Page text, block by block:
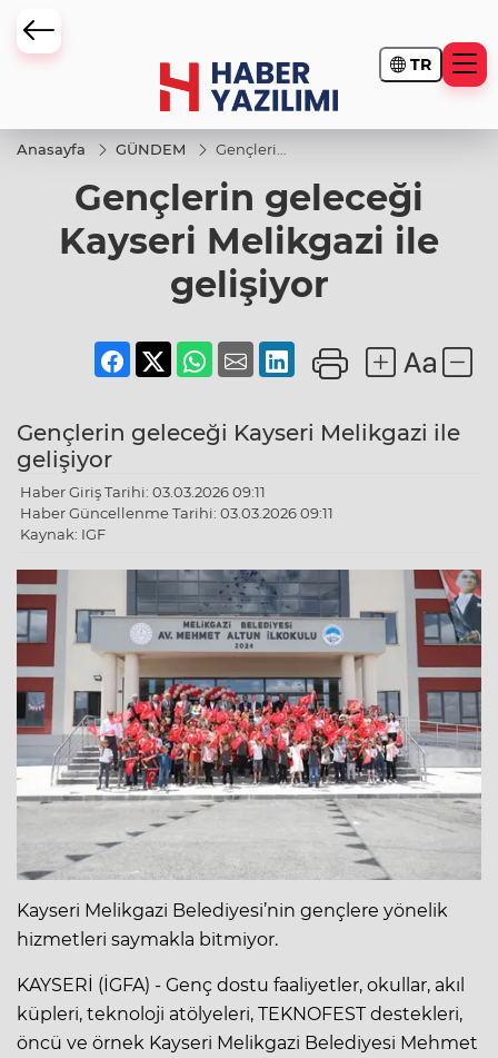
TR
Anasayfa GÜNDEM
Gençlerin
Kayseri
Melikgazi
gelişiyor
Gençlerin geleceği
Kayseri Melikgazi ile
gelişiyor
Gençlerin geleceği Kayseri Melikgazi ile
gelişiyor
Haber Giriş Tarihi: 03.03.2026 09:11
Haber Güncellenme Tarihi: 03.03.2026 09:11
Kaynak: IGF
Kayseri Melikgazi Belediyesi’nin gençlere yönelik
hizmetleri saymakla bitmiyor.
KAYSERİ (İGFA) - Genç dostu faaliyetler, okullar, akıl
küpleri, teknoloji atölyeleri, TEKNOFEST destekleri,
öncü ve örnek Kayseri Melikgazi Belediyesi Mehmet